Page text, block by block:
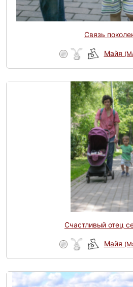
Связь
Майя
Счастливый отец
Майя